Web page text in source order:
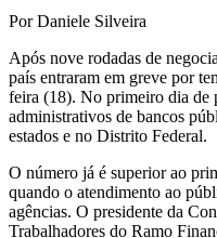
2011,
e
mais
de
5
mil
Por Daniele Silveira
Após nove rodadas de
país entraram em greve por
feira (18). No primeiro dia de
administrativos de bancos
estados e no Distrito Federal.
O número já é superior ao
quando o atendimento ao
agências. O presidente da
Trabalhadores do Ramo